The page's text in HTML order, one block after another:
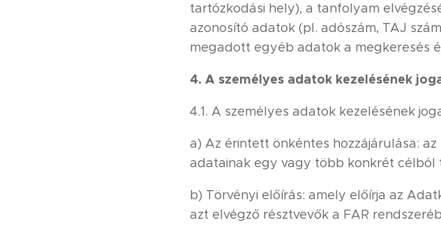
tartózkodási hely), a tanfolyam
azonosító adatok (pl. adószám, TAJ
megadott egyéb adatok a megkeresés
4. A személyes adatok kezelésének
4.1. A személyes adatok kezelésének
a) Az érintett önkéntes hozzájárulása:
adatainak egy vagy több konkrét célból
b) Törvényi előírás: amely előírja az
azt elvégző résztvevők a FAR